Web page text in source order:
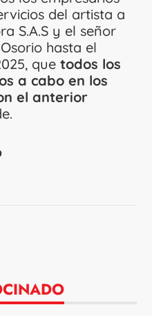
del artista a
S.A.S y el señor
hasta el
quetodos los
a cabo en los
el anterior